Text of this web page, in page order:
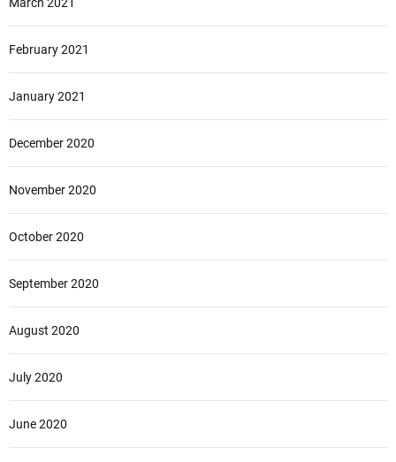
February 2021
January 2021
December 2020
November 2020
October 2020
September 2020
August 2020
July 2020
June 2020